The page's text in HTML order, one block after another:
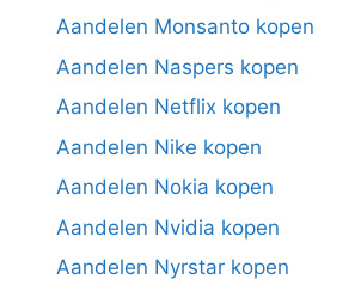
Aandelen Monsanto kopen
Aandelen Naspers kopen
Aandelen Netflix kopen
Aandelen Nike kopen
Aandelen Nokia kopen
Aandelen Nvidia kopen
Aandelen Nyrstar kopen